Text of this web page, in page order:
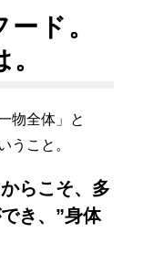
ド。
物全体」と
うこと。
らこそ、多
き、”身体